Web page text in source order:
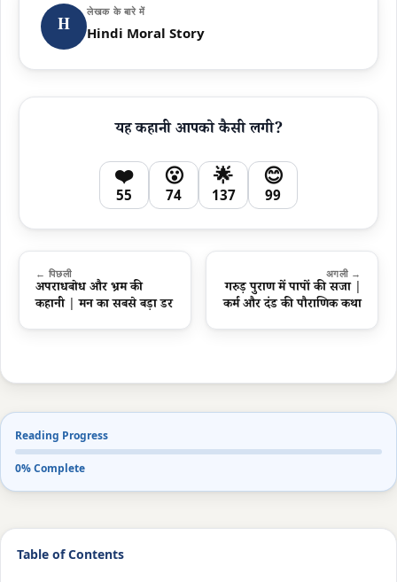
H
लेखक के बारे में
Hindi Moral Story
यह कहानी आपको कैसी लगी?
❤️
55
😮
74
🌟
137
😊
99
← पिछली
अपराधबोध और भ्रम की
कहानी | मन का सबसे बड़ा डर
अगली →
गरुड़ पुराण में पापों की सजा |
कर्म और दंड की पौराणिक कथा
Reading Progress
0% Complete
Table of Contents